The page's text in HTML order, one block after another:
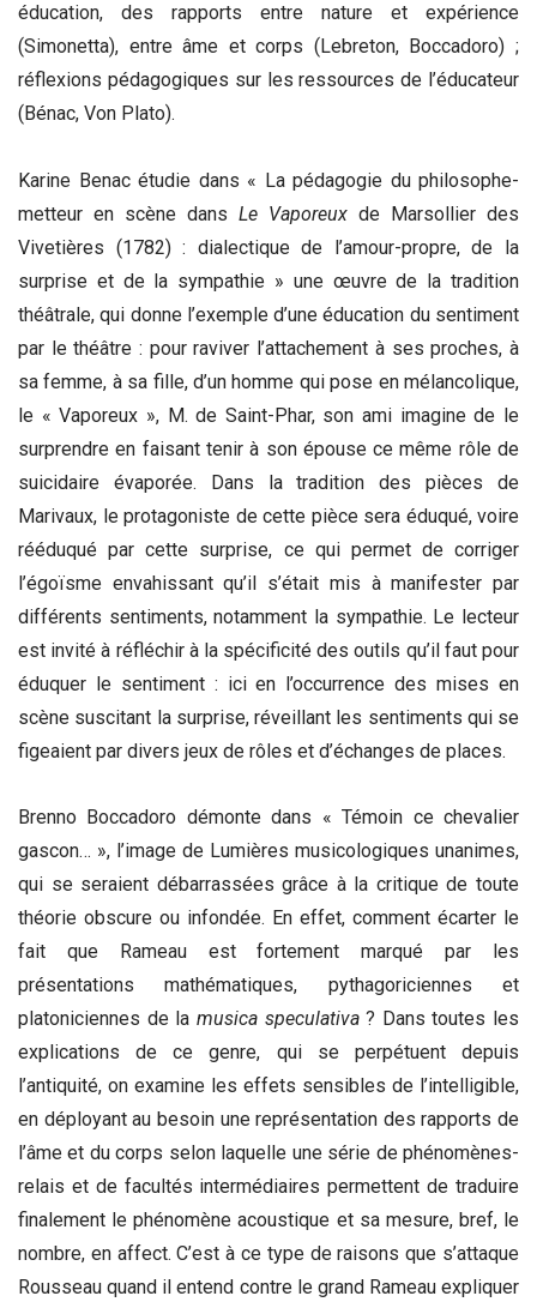
éducation, des rapports entre nature et expérience
(Simonetta), entre âme et corps (Lebreton, Boccadoro) ;
réflexions pédagogiques sur les ressources de l’éducateur
(Bénac, Von Plato).
Karine Benac étudie dans « La pédagogie du philosophe-
metteur en scène dans Le Vaporeux de Marsollier des
Vivetières (1782) : dialectique de l’amour-propre, de la
surprise et de la sympathie » une œuvre de la tradition
théâtrale, qui donne l’exemple d’une éducation du sentiment
par le théâtre : pour raviver l’attachement à ses proches, à
sa femme, à sa fille, d’un homme qui pose en mélancolique,
le « Vaporeux », M. de Saint-Phar, son ami imagine de le
surprendre en faisant tenir à son épouse ce même rôle de
suicidaire évaporée. Dans la tradition des pièces de
Marivaux, le protagoniste de cette pièce sera éduqué, voire
rééduqué par cette surprise, ce qui permet de corriger
l’égoïsme envahissant qu’il s’était mis à manifester par
différents sentiments, notamment la sympathie. Le lecteur
est invité à réfléchir à la spécificité des outils qu’il faut pour
éduquer le sentiment : ici en l’occurrence des mises en
scène suscitant la surprise, réveillant les sentiments qui se
figeaient par divers jeux de rôles et d’échanges de places.
Brenno Boccadoro démonte dans « Témoin ce chevalier
gascon… », l’image de Lumières musicologiques unanimes,
qui se seraient débarrassées grâce à la critique de toute
théorie obscure ou infondée. En effet, comment écarter le
fait que Rameau est fortement marqué par les
présentations mathématiques, pythagoriciennes et
platoniciennes de la musica speculativa? Dans toutes les
explications de ce genre, qui se perpétuent depuis
l’antiquité, on examine les effets sensibles de l’intelligible,
en déployant au besoin une représentation des rapports de
l’âme et du corps selon laquelle une série de phénomènes-
relais et de facultés intermédiaires permettent de traduire
finalement le phénomène acoustique et sa mesure, bref, le
nombre, en affect. C’est à ce type de raisons que s’attaque
Rousseau quand il entend contre le grand Rameau expliquer